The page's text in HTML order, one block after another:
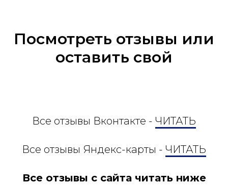
Посмотреть отзывы или
оставить свой
Все отзывы Вконтакте - ЧИТАТЬ
Все отзывы Яндекс-карты - ЧИТАТЬ
Все отзывы с сайта читать ниже